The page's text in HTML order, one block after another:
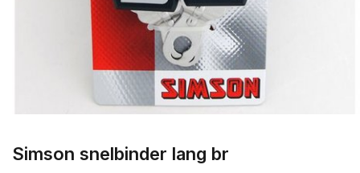
Simson snelbinder lang br